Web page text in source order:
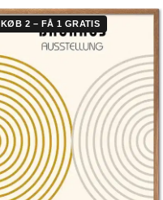
KØB 2 – FÅ 1 GRATIS